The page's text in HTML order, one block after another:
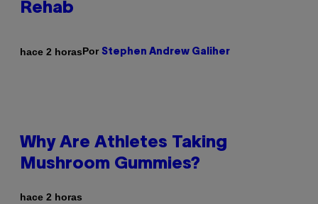
Rehab
hace 2 horasPor Stephen Andrew Galiher
Why Are Athletes Taking
Mushroom Gummies?
hace 2 horas